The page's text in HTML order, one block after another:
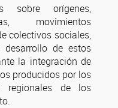
sobre orígenes,
movimientos
colectivos sociales,
desarrollo de estos
la integración de
producidos por los
regionales de los